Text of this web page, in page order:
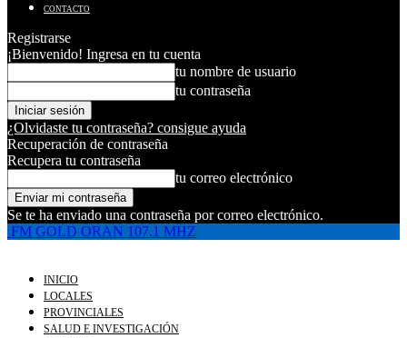
CONTACTO
Registrarse
¡Bienvenido! Ingresa en tu cuenta
tu nombre de usuario
tu contraseña
¿Olvidaste tu contraseña? consigue ayuda
Recuperación de contraseña
Recupera tu contraseña
tu correo electrónico
Se te ha enviado una contraseña por correo electrónico.
FM GOLD ORAN 107.1 MHZ
INICIO
LOCALES
PROVINCIALES
SALUD E INVESTIGACIÓN